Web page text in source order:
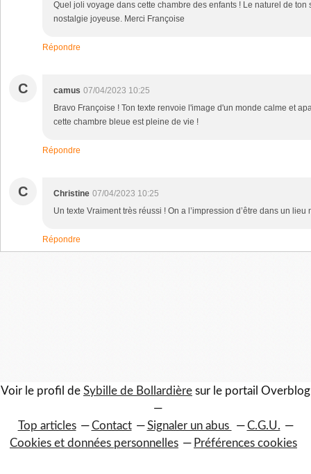
Quel joli voyage dans cette chambre des enfants ! Le naturel de ton
nostalgie joyeuse. Merci Françoise
Répondre
C camus 07/04/2023 10:25
Bravo Françoise ! Ton texte renvoie l'image d'un monde calme et
cette chambre bleue est pleine de vie !
Répondre
C Christine 07/04/2023 10:25
Un texte Vraiment très réussi ! On a l’impression d’être dans un lieu
Répondre
Voir le profil de Sybille de Bollardière sur le portail Overblog
Top articles Contact Signaler un abus
C.G.U.
Cookies et données personnelles
Préférences cookies